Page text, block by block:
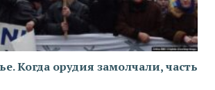
Когда орудия замолчали, часть